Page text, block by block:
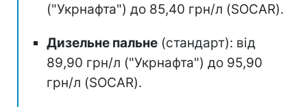
("Укрнафта") до 85,40 грн/л (SOCAR).
Дизельне пальне (стандарт): від
89,90 грн/л ("Укрнафта") до 95,90
грн/л (SOCAR).